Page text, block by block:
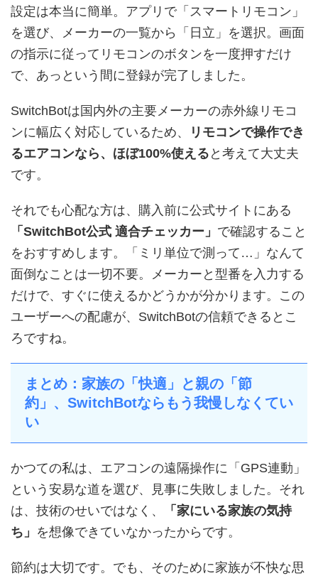
設定は本当に簡単。アプリで「スマートリモコン」
を選び、メーカーの一覧から「日立」を選択。画面
の指示に従ってリモコンのボタンを一度押すだけ
で、あっという間に登録が完了しました。
SwitchBotは国内外の主要メーカーの赤外線リモコ
ンに幅広く対応しているため、
リモコンで操作でき
るエアコンなら、ほぼ100%使える と考えて大丈夫
です。
それでも心配な方は、購入前に公式サイトにある
「SwitchBot公式 適合チェッカー」 で確認すること
をおすすめします。「ミリ単位で測って…」なんて
面倒なことは一切不要。メーカーと型番を入力する
だけで、すぐに使えるかどうかが分かります。この
ユーザーへの配慮が、SwitchBotの信頼できるとこ
ろですね。
まとめ：家族の「快適」と親の「節
約」、SwitchBotならもう我慢しなくてい
い
かつての私は、エアコンの遠隔操作に「GPS連動」
という安易な道を選び、見事に失敗しました。それ
は、技術のせいではなく、
「家にいる家族の気持
ち」 を想像できていなかったからです。
節約は大切です。でも、そのために家族が不快な思